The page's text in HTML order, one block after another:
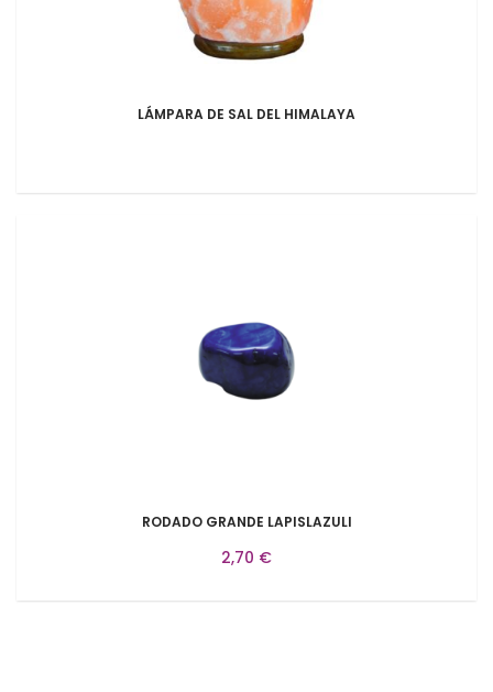
LÁMPARA DE SAL DEL HIMALAYA
RODADO GRANDE LAPISLAZULI
2,70 €